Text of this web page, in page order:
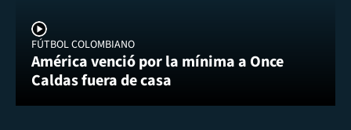
FÚTBOL COLOMBIANO
América venció por la mínima a Once
Caldas fuera de casa